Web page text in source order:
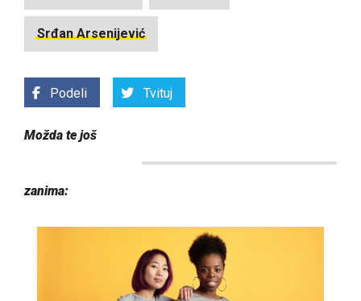
Srđan Arsenijević
Podeli Tvituj
Možda te još
zanima: